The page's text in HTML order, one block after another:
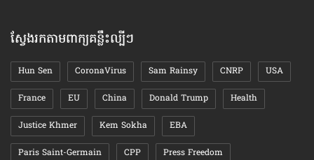
ស្វែងរកតាមពាក្យគន្លឹះល្បីៗ
Hun Sen CoronaVirus Sam Rainsy CNRP USA
France EU China Donald Trump Health
Justice Khmer Kem Sokha EBA
Paris Saint-Germain CPP Press Freedom